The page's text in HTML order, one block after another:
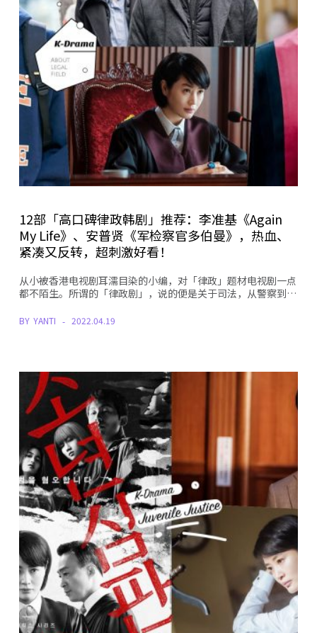
12部「高口碑律政韩剧」推荐：李准基《Again
My Life》、安普贤《军检察官多伯曼》，热血、
紧凑又反转，超刺激好看！
从小被香港电视剧耳濡目染的小编，对「律政」题材电视剧一点
都不陌生。所谓的「律政剧」，说的便是关于司法，从警察到…
BY YANTI 2022.04.19